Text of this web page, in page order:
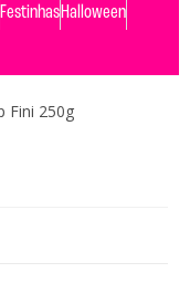
FestinhasHalloween
Fini 250g